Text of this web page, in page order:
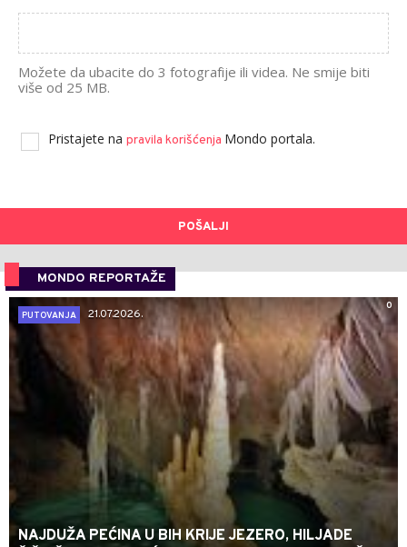
Možete da ubacite do 3 fotografije ili videa. Ne smije biti
više od 25 MB.
Pristajete na pravila korišćenja Mondo portala.
POŠALJI
MONDO REPORTAŽE
0
PUTOVANJA
21.07.2026.
NAJDUŽA PEĆINA U BIH KRIJE JEZERO, HILJADE